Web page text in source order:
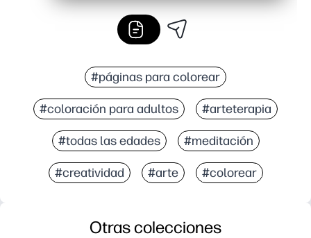
#páginas para colorear
#coloración para adultos #arteterapia
#todas las edades #meditación
#creatividad #arte #colorear
Otras colecciones